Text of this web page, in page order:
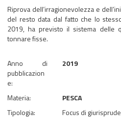
Riprova dell’irragionevolezza e
del resto data dal fatto che lo
2019, ha previsto il sistema delle
tonnare fisse.
Anno di
pubblicazion
e:
2019
Materia:
PESCA
Tipologia:
Focus di